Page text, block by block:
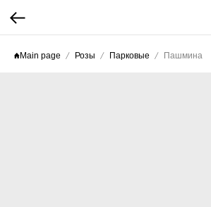
Main page Розы Парковые Пашмина